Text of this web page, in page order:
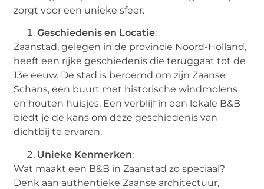
zorgt voor een unieke sfeer.
Geschiedenis en Locatie:
Zaanstad, gelegen in de provincie Noord-Holland,
heeft een rijke geschiedenis die teruggaat tot de
13e eeuw. De stad is beroemd om zijn Zaanse
Schans, een buurt met historische windmolens
en houten huisjes. Een verblijf in een lokale B&B
biedt je de kans om deze geschiedenis van
dichtbij te ervaren.
Unieke Kenmerken:
Wat maakt een B&B in Zaanstad zo speciaal?
Denk aan authentieke Zaanse architectuur,